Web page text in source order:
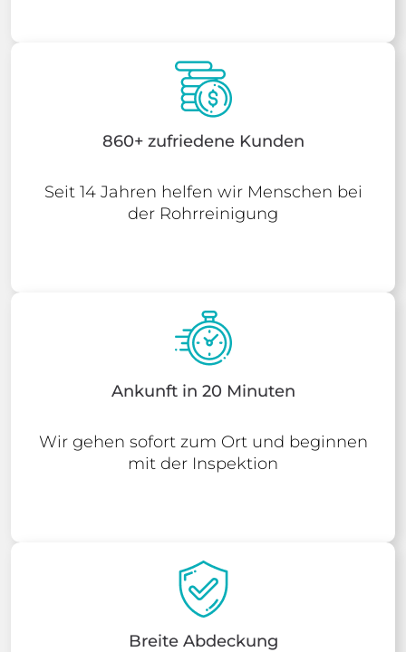
860+ zufriedene Kunden
Seit 14 Jahren helfen wir Menschen bei
der Rohrreinigung
Ankunft in 20 Minuten
Wir gehen sofort zum Ort und beginnen
mit der Inspektion
Breite Abdeckung